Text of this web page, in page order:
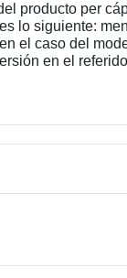
producto per
lo siguiente:
el caso del
en el